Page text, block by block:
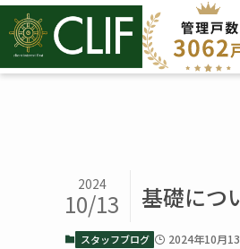
基礎に
2024
10/13
スタッフブログ 2024年10月